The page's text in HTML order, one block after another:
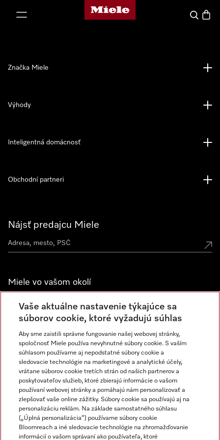
Domovská stránka spoločnosti Miele
Hľadať
Nájsť predajcu Miele
Miele vo vašom okolí
Spoznajte predajne Miele
Newsletter
Značka Miele
Výhody
Inteligentná domácnosť
Obchodní partneri
Miele na Instagrame
Miele na YouTube
Vaše aktuálne nastavenie týkajúce sa
súborov cookie, ktoré vyžadujú súhlas
Aby sme zaistili správne fungovanie našej webovej stránky,
spoločnosť Miele používa nevyhnutné súbory cookie. S vaším
súhlasom používame aj nepodstatné súbory cookie a
sledovacie technológie na marketingové a analytické účely,
vrátane súborov cookie tretích strán od našich partnerov a
poskytovateľov služieb, ktoré zbierajú informácie o vašom
používaní webovej stránky a pomáhajú nám personalizovať a
zlepšovať vaše online zážitky. Súbory cookie sa používajú aj na
personalizáciu reklám. Na základe samostatného súhlasu
(„Úplná personalizácia“) používame súbory cookie
Bloomreach a iné sledovacie technológie na zhromažďovanie
informácií o vašom správaní ako používateľa, ktoré